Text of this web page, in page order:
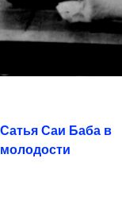
Сатья Саи Баба в
молодости